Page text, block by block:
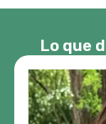
Lo que